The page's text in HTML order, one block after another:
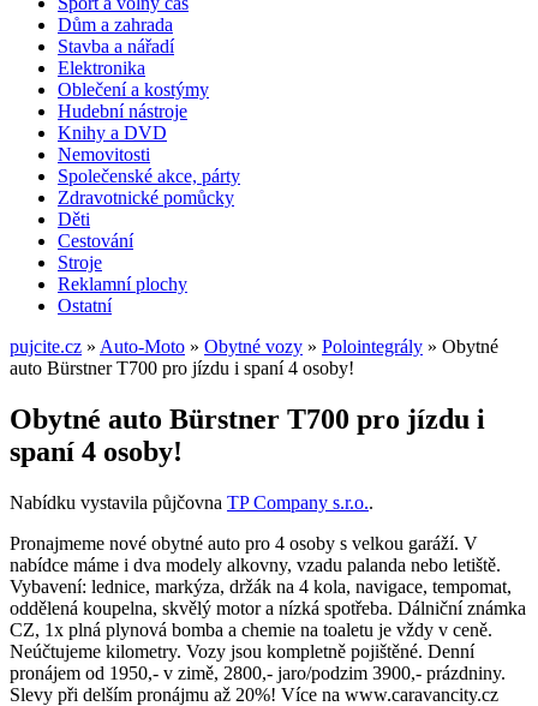
Dům a zahrada
Stavba a nářadí
Elektronika
Oblečení a kostýmy
Hudební nástroje
Knihy a DVD
Nemovitosti
Společenské akce, párty
Zdravotnické pomůcky
Děti
Cestování
Stroje
Reklamní plochy
Ostatní
pujcite.cz » Auto-Moto » Obytné vozy » Polointegrály » Obytné
auto Bürstner T700 pro jízdu i spaní 4 osoby!
Obytné auto Bürstner T700 pro jízdu i
spaní 4 osoby!
Nabídku vystavila půjčovna TP Company s.r.o..
Pronajmeme nové obytné auto pro 4 osoby s velkou garáží. V
nabídce máme i dva modely alkovny, vzadu palanda nebo letiště.
Vybavení: lednice, markýza, držák na 4 kola, navigace, tempomat,
oddělená koupelna, skvělý motor a nízká spotřeba. Dálniční známka
CZ, 1x plná plynová bomba a chemie na toaletu je vždy v ceně.
Neúčtujeme kilometry. Vozy jsou kompletně pojištěné. Denní
pronájem od 1950,- v zimě, 2800,- jaro/podzim 3900,- prázdniny.
Slevy při delším pronájmu až 20%! Více na www.caravancity.cz